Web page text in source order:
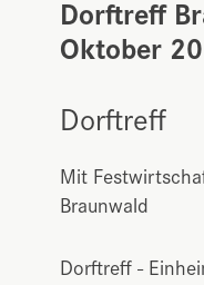
Dorftreff
Oktober
Dorftreff
Mit
Braunwald
Dorftreff -